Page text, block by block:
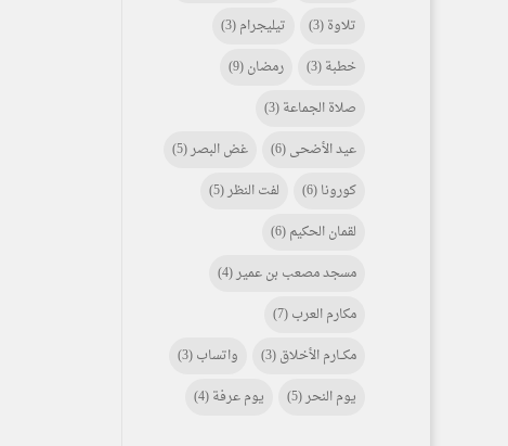
تلاوة(3) تيليجرام(3)
خطبة(3) رمضان(9)
صلاة الجماعة(3)
عيد الأضحى(6) غض البصر(5)
كورونا(6) لفت النظر(5)
لقمان الحكيم(6)
مسجد مصعب بن عمير(4)
مكارم العرب(7)
مكـــارم الأخلاق(3) واتساب(3)
يوم النحر(5) يوم عرفة(4)